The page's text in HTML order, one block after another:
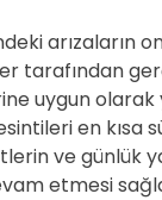
arızaların
tarafından
uygun olarak
en kısa
ve günlük
etmesi